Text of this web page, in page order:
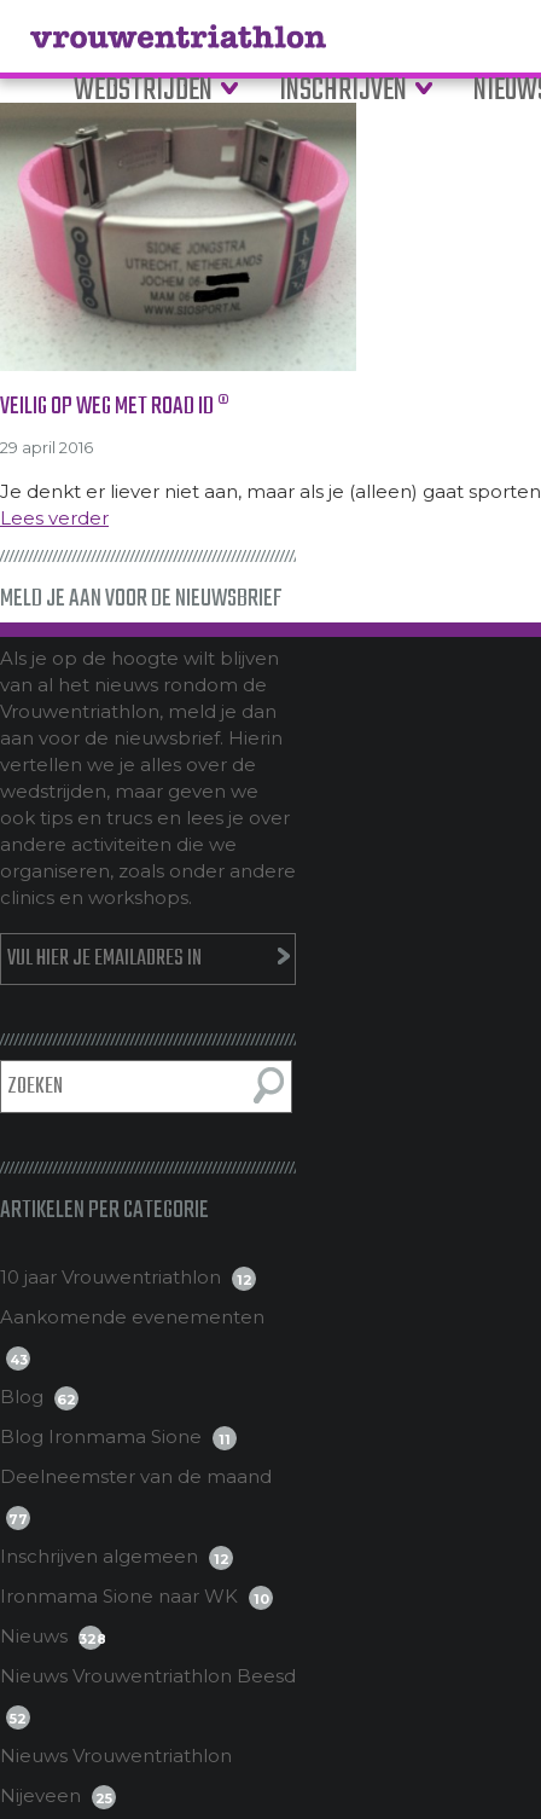
WEDSTRIJDEN INSCHRIJVEN
Tag Archive: allergie
VEILIG OP WEG MET ROAD ID ®
29 april 2016
Je denkt er liever niet aan, maar als je (alleen) gaat
Lees verder
MELD JE AAN VOOR DE NIEUWSBRIEF
Als je op de hoogte wilt blijven
van al het nieuws rondom de
Vrouwentriathlon, meld je dan
aan voor de nieuwsbrief. Hierin
vertellen we je alles over de
wedstrijden, maar geven we
ook tips en trucs en lees je over
andere activiteiten die we
organiseren, zoals onder andere
clinics en workshops.
ARTIKELEN PER CATEGORIE
10 jaar Vrouwentriathlon 12
Aankomende evenementen
43
Blog 62
Blog Ironmama Sione 11
Deelneemster van de maand
77
Inschrijven algemeen 12
Ironmama Sione naar WK 10
Nieuws 328
Nieuws Vrouwentriathlon Beesd
52
Nieuws Vrouwentriathlon
Nijeveen
25